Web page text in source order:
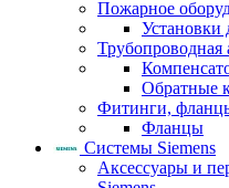
Пожарное
Установки
Трубопроводная
Обратные
Фитинги,
Фланцы
Системы Siemens
Аксессуары и